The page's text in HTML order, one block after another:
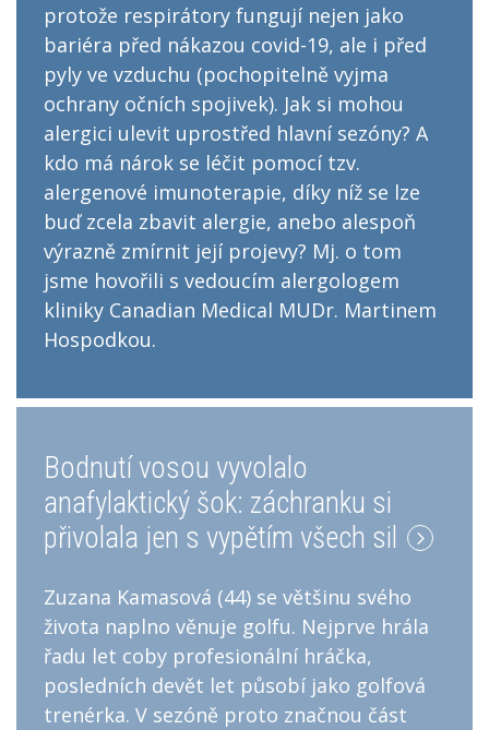
protože respirátory fungují nejen jako
bariéra před nákazou covid-19, ale i před
pyly ve vzduchu (pochopitelně vyjma
ochrany očních spojivek). Jak si mohou
alergici ulevit uprostřed hlavní sezóny? A
kdo má nárok se léčit pomocí tzv.
alergenové imunoterapie, díky níž se lze
buď zcela zbavit alergie, anebo alespoň
výrazně zmírnit její projevy? Mj. o tom
jsme hovořili s vedoucím alergologem
kliniky Canadian Medical MUDr. Martinem
Hospodkou.
Bodnutí vosou vyvolalo
anafylaktický šok: záchranku si
přivolala jen s vypětím všech sil
Zuzana Kamasová (44) se většinu svého
života naplno věnuje golfu. Nejprve hrála
řadu let coby profesionální hráčka,
posledních devět let působí jako golfová
trenérka. V sezóně proto značnou část